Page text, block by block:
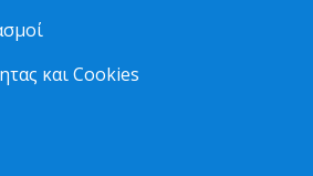
και Cookies